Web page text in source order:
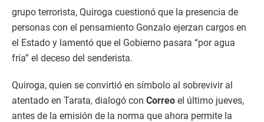
grupo terrorista, Quiroga cuestionó que la presencia de
personas con el pensamiento Gonzalo ejerzan cargos en
el Estado y lamentó que el Gobierno pasara “por agua
fría” el deceso del senderista.
Quiroga, quien se convirtió en símbolo al sobrevivir al
atentado en Tarata, dialogó con Correo el último jueves,
antes de la emisión de la norma que ahora permite la